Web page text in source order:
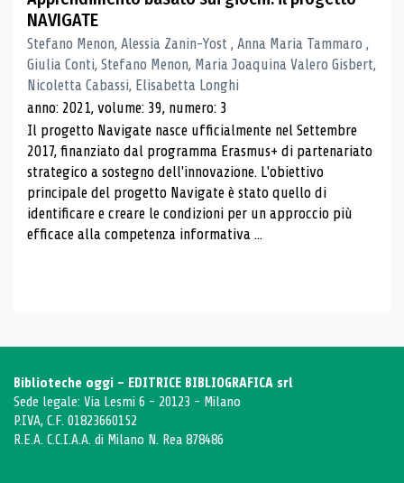
NAVIGATE
Stefano Menon, Alessia Zanin-Yost , Anna Maria Tammaro ,
Giulia Conti, Stefano Menon, Maria Joaquina Valero Gisbert,
Nicoletta Cabassi, Elisabetta Longhi
anno: 2021, volume: 39, numero: 3
Il progetto Navigate nasce ufficialmente nel Settembre
2017, finanziato dal programma Erasmus+ di partenariato
strategico a sostegno dell'innovazione. L'obiettivo
principale del progetto Navigate è stato quello di
identificare e creare le condizioni per un approccio più
efficace alla competenza informativa ...
Biblioteche oggi - EDITRICE BIBLIOGRAFICA srl
Sede legale: Via Lesmi 6 - 20123 - Milano
P.IVA, C.F. 01823660152
R.E.A. C.C.I.A.A. di Milano N. Rea 878486